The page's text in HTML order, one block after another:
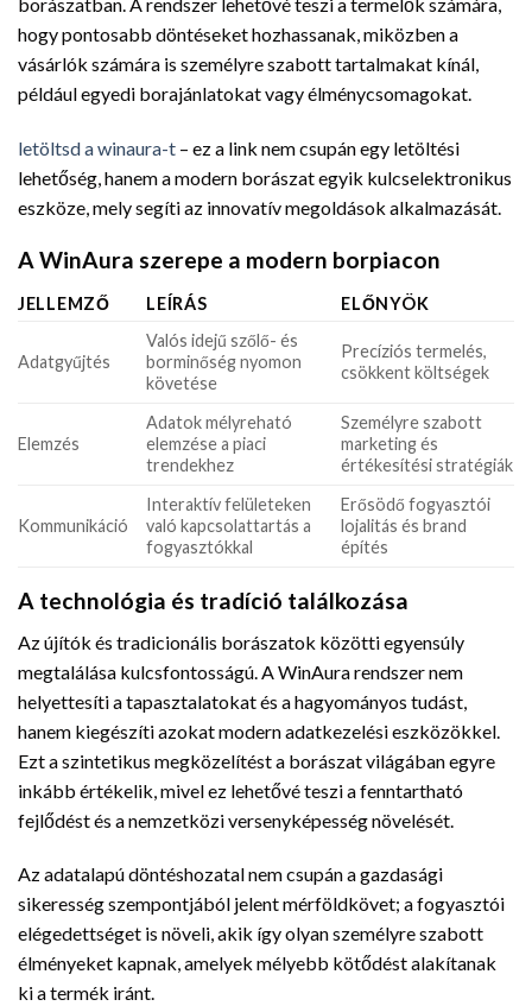
hogy pontosabb döntéseket hozhassanak, miközben a
vásárlók számára is személyre szabott tartalmakat kínál,
például egyedi borajánlatokat vagy élménycsomagokat.
letöltsd a winaura-t – ez a link nem csupán egy letöltési
lehetőség, hanem a modern borászat egyik kulcselektronikus
eszköze, mely segíti az innovatív megoldások alkalmazását.
A WinAura szerepe a modern borpiacon
JELLEMZŐ LEÍRÁS ELŐNYÖK
Adatgyűjtés
Valós idejű szőlő- és
borminőség nyomon
követése
Precíziós termelés,
csökkent költségek
Elemzés
Adatok mélyreható
elemzése a piaci
trendekhez
Személyre szabott
marketing és
értékesítési stratégiák
Kommunikáció
Interaktív felületeken
való kapcsolattartás a
fogyasztókkal
Erősödő fogyasztói
lojalitás és brand
építés
A technológia és tradíció találkozása
Az újítók és tradicionális borászatok közötti egyensúly
megtalálása kulcsfontosságú. A WinAura rendszer nem
helyettesíti a tapasztalatokat és a hagyományos tudást,
hanem kiegészíti azokat modern adatkezelési eszközökkel.
Ezt a szintetikus megközelítést a borászat világában egyre
inkább értékelik, mivel ez lehetővé teszi a fenntartható
fejlődést és a nemzetközi versenyképesség növelését.
Az adatalapú döntéshozatal nem csupán a gazdasági
sikeresség szempontjából jelent mérföldkövet; a fogyasztói
elégedettséget is növeli, akik így olyan személyre szabott
élményeket kapnak, amelyek mélyebb kötődést alakítanak
ki a termék iránt.